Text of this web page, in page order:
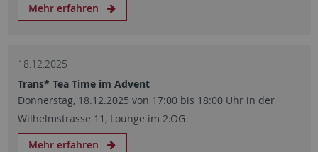
Mehr erfahren
18.12.2025
Trans* Tea Time im Advent
Donnerstag, 18.12.2025 von 17:00 bis 18:00 Uhr in der
Wilhelmstrasse 11, Lounge im 2.OG
Mehr erfahren